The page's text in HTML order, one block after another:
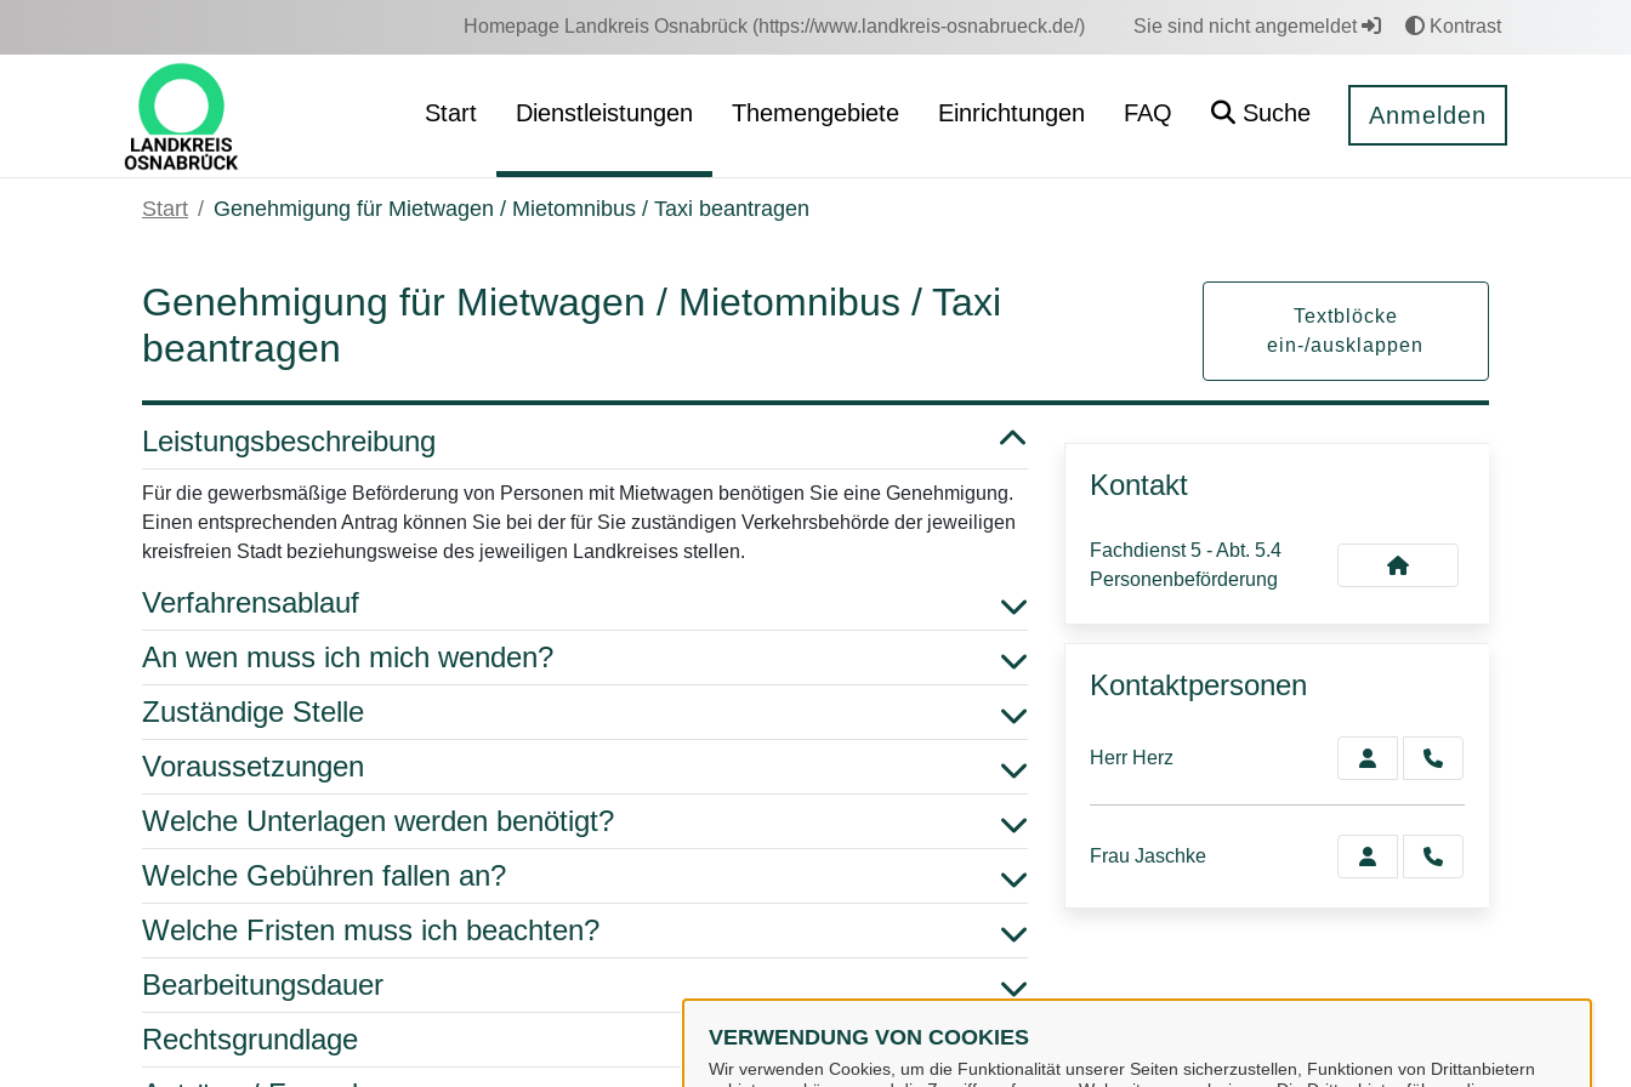
VERWENDUNG VON COOKIES
Wir verwenden Cookies, um die Funktionalität unserer Seiten sicherzustellen, Funktionen von Drittanbietern
Homepage Landkreis Osnabrück (https://www.landkreis-osnabrueck.de/) Sie sind nicht angemeldet Kontrast
Start Dienstleistungen Themengebiete Einrichtungen FAQ Suche Anmelden
Start Genehmigung für Mietwagen / Mietomnibus / Taxi beantragen
Genehmigung für Mietwagen / Mietomnibus / Taxi
beantragen
Textblöcke
ein-/ausklappen
Leistungsbeschreibung
Für die gewerbsmäßige Beförderung von Personen mit Mietwagen benötigen Sie eine Genehmigung.
Einen entsprechenden Antrag können Sie bei der für Sie zuständigen Verkehrsbehörde der jeweiligen
kreisfreien Stadt beziehungsweise des jeweiligen Landkreises stellen.
Verfahrensablauf
An wen muss ich mich wenden?
Zuständige Stelle
Voraussetzungen
Welche Unterlagen werden benötigt?
Welche Gebühren fallen an?
Welche Fristen muss ich beachten?
Bearbeitungsdauer
Rechtsgrundlage
Kontakt
Fachdienst 5 - Abt. 5.4
Personenbeförderung
Kontaktpersonen
Herr Herz
Frau Jaschke